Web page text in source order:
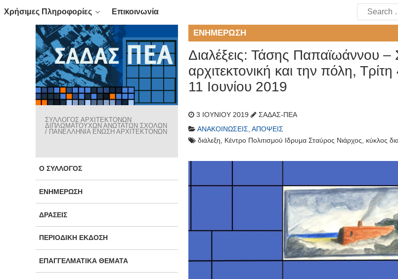
Χρήσιμες Πληροφορίες Επικοινωνία
Search
for:
ΣΥΛΛΟΓΟΣ ΑΡΧΙΤΕΚΤΟΝΩΝ
ΔΙΠΛΩΜΑΤΟΥΧΩΝ ΑΝΩΤΑΤΩΝ ΣΧΟΛΩΝ
/ ΠΑΝΕΛΛΗΝΙΑ ΕΝΩΣΗ ΑΡΧΙΤΕΚΤΟΝΩΝ
Ο ΣΎΛΛΟΓΟΣ
ΕΝΗΜΈΡΩΣΗ
ΔΡΆΣΕΙΣ
ΠΕΡΙΟΔΙΚΉ ΈΚΔΟΣΗ
ΕΠΑΓΓΕΛΜΑΤΙΚΆ ΘΈΜΑΤΑ
ΕΝΗΜΈΡΩΣΗ
Διαλέξεις: Τάσης Παπαϊωάννου –
αρχιτεκτονική και την πόλη,
11 Ιουνίου 2019
3 ΙΟΥΝΊΟΥ 2019
ΣΑΔΑΣ-ΠΕΑ
ΑΝΑΚΟΙΝΏΣΕΙΣ, ΑΠΌΨΕΙΣ
διάλεξη, Κέντρο Πολιτισμού Ιδρυμα Σταύρος Νιάρχος, κύκλος